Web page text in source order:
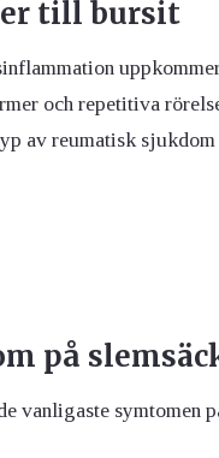
till bursit
och repetitiva
av reumatisk
på
vanligaste symtomen